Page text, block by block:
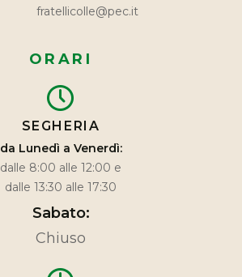
fratellicolle@pec.it
ORARI
SEGHERIA
da Lunedì a Venerdì:
dalle 8:00 alle 12:00 e
dalle 13:30 alle 17:30
Sabato:
Chiuso